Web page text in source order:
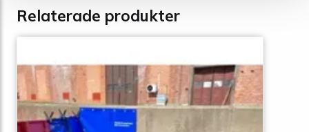
Relaterade produkter